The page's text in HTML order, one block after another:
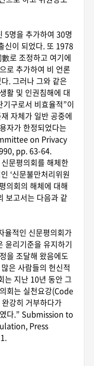
5명을 추가하여 30명
신이 되었다. 또 1978
로 조정하고 여기에
로 추가하여 비 언론
. 그러나 그와 같은
활 및 인권침해에 대
구로서 비효율적”이
자체가 일반 공중에
자가 한정되었다는
on Privacy
pp. 63-64.
문평의회를 해체한
‘신문불만처리위원
의회의 해체에 대해
보고서는 다음과 같
율적인 신문평의회가
윤리기준을 유지하기
을 조달해 왔음에도
은 사람들의 헌신적
는 지난 10년 동안 그
회는 실천요강(Code
강히 거부하다가
다.” Submission to
Press